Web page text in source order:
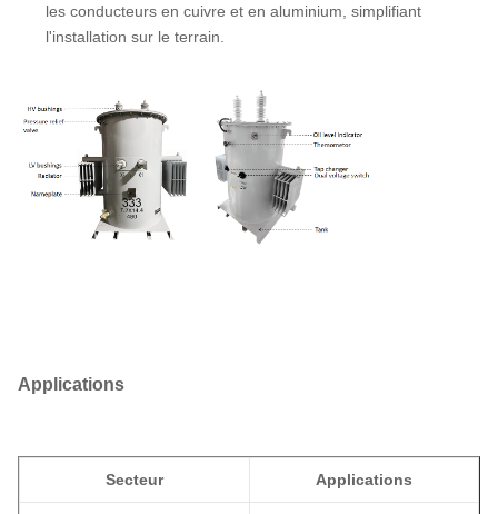
les conducteurs en cuivre et en aluminium, simplifiant
l'installation sur le terrain.
Applications
Secteur Applications